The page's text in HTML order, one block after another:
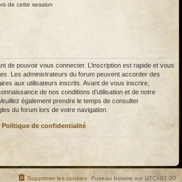
de cette session
de pouvoir vous connecter. L’inscription est rapide et vous
Les administrateurs du forum peuvent accorder des
aux utilisateurs inscrits. Avant de vous inscrire,
de nos conditions d’utilisation et de notre
également prendre le temps de consulter
du forum lors de votre navigation.
Politique de confidentialité
Fuseau horaire surUTC+01:00
Supprimer les cookies